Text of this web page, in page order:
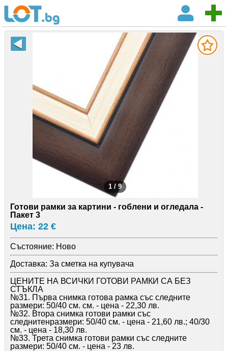
1 / 9
Готови рамки за картини - гоблени и огледала -
Пакет 3
Цена: 22 €
Състояние: Ново
Доставка: За сметка на купувача
ЦЕНИТЕ НА ВСИЧКИ ГОТОВИ РАМКИ СА БЕЗ
СТЪКЛА
№31. Първа снимка готова рамка със следните
размери: 50/40 см. см. - цена - 22,30 лв.
№32. Втора снимка готови рамки със
следнитенразмери: 50/40 см. - цена - 21,60 лв.; 40/30
см. - цена - 18,30 лв.
№33. Трета снимка готови рамки със следните
размери: 50/40 см. - цена - 23 лв.